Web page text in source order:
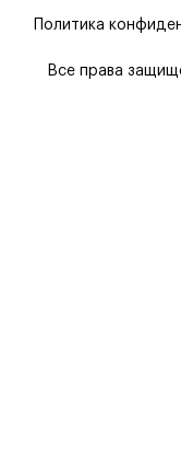
Все права
Политика